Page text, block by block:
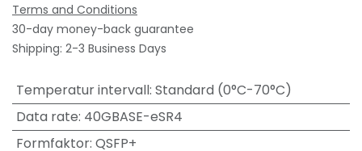
Terms and Conditions
30-day money-back guarantee
Shipping: 2-3 Business Days
Temperatur intervall: Standard (0°C-70°C)
Data rate: 40GBASE-eSR4
Formfaktor: QSFP+